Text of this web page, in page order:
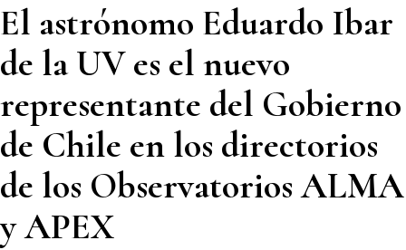
El astrónomo Eduardo Ibar
de la UV es el nuevo
representante del Gobierno
de Chile en los directorios
de los Observatorios ALMA
y APEX